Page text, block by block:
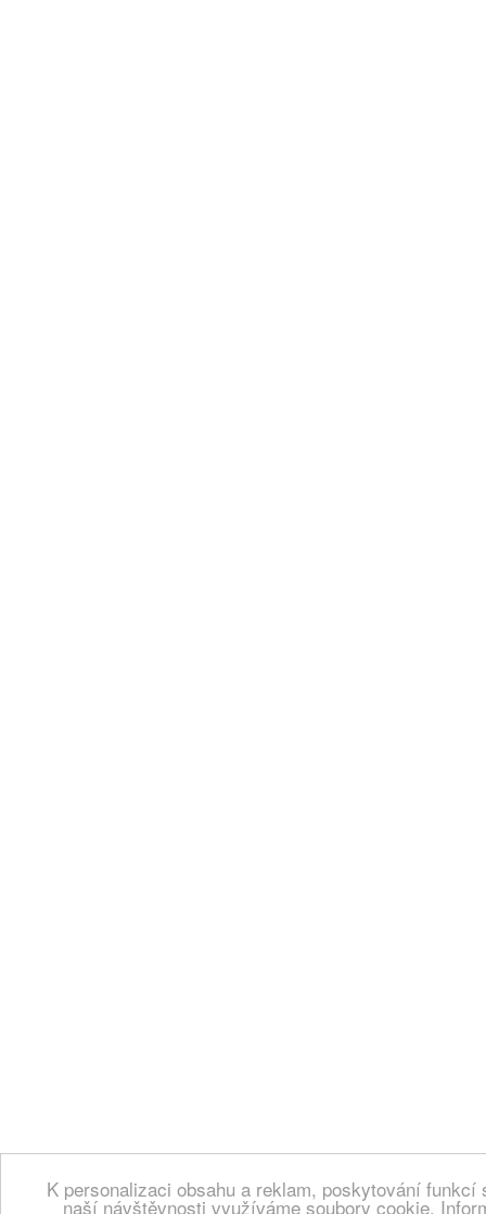
K personalizaci obsahu a reklam, poskytování
naší návštěvnosti využíváme soubory cookie.